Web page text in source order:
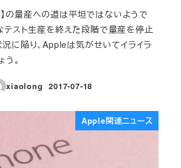
の量産への道は平坦ではないようで
テスト生産を終えた段階で量産を停止
に陥り、Appleは気がせいてイライラ
。
xiaolong
投稿日
2017-07-18
Apple関連ニュース